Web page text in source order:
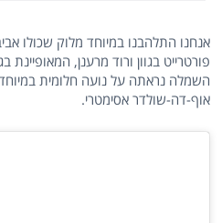
אנחנו התלהבנו במיוחד מלוק שכולו
פורטרייט בגוון ורוד מרענן,
השמלה נראתה על נועה חלומית
אוף-דה-שולדר אסימטרי.